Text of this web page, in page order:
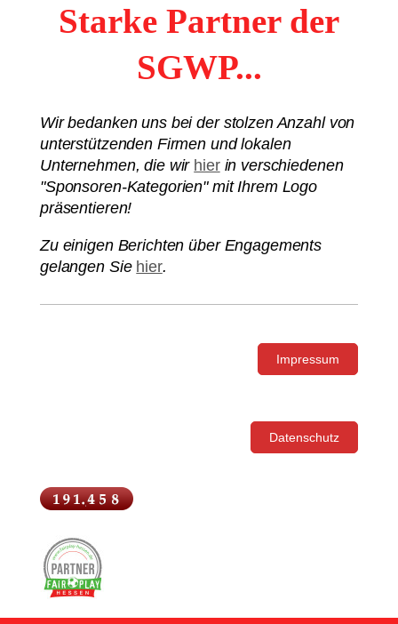
Starke Partner der
SGWP...
Wir bedanken uns bei der stolzen Anzahl von
unterstützenden Firmen und lokalen
Unternehmen, die wir hierin verschiedenen
"Sponsoren-Kategorien" mit Ihrem Logo
präsentieren!
Zu einigen Berichten über Engagements
gelangen Sie hier.
Impressum
Datenschutz